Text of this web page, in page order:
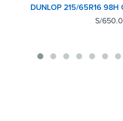
DUNLOP 215/65R16 98H
S/